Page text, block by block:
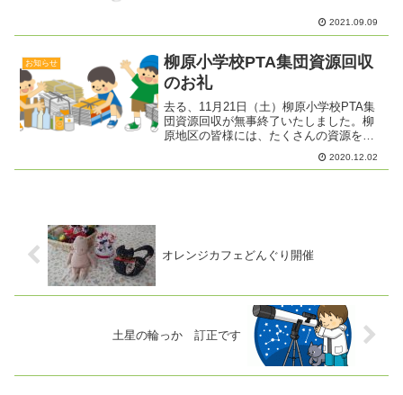
2021.09.09
お知らせ
柳原小学校PTA集団資源回収
のお礼
去る、11月21日（土）柳原小学校PTA集
団資源回収が無事終了いたしました。柳
原地区の皆様には、たくさんの資源を提
供していただきありがとうございまし
た。 今年度は、コロナウィルス感染症
2020.12.02
オレンジカフェどんぐり開催
土星の輪っか 訂正です